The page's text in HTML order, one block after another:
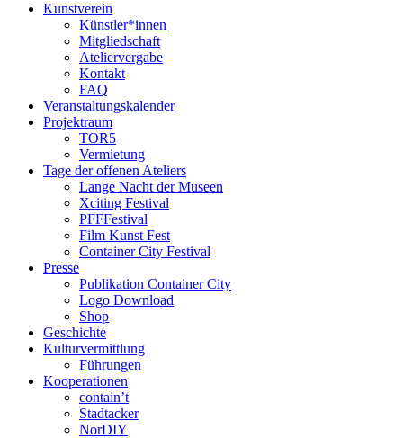
Kunstverein
Künstler*innen
Mitgliedschaft
Ateliervergabe
Kontakt
FAQ
Veranstaltungskalender
Projektraum
TOR5
Vermietung
Tage der offenen Ateliers
Lange Nacht der Museen
Xciting Festival
PFFFestival
Film Kunst Fest
Container City Festival
Presse
Publikation Container City
Logo Download
Shop
Geschichte
Kulturvermittlung
Führungen
Kooperationen
contain’t
Stadtacker
NorDIY